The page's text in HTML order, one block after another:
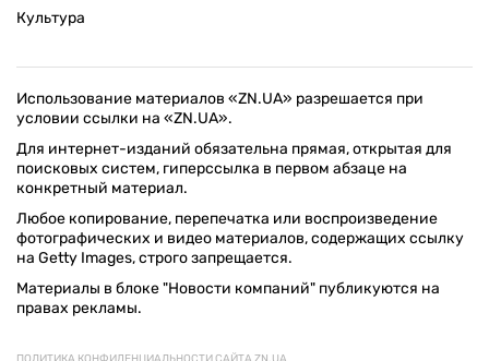
Культура
Использование материалов «ZN.UA» разрешается при
условии ссылки на «ZN.UA».
Для интернет-изданий обязательна прямая, открытая для
поисковых систем, гиперссылка в первом абзаце на
конкретный материал.
Любое копирование, перепечатка или воспроизведение
фотографических и видео материалов, содержащих ссылку
на Getty Images, строго запрещается.
Материалы в блоке "Новости компаний" публикуются на
правах рекламы.
ПОЛИТИКА КОНФИДЕНЦИАЛЬНОСТИ САЙТА ZN.UA